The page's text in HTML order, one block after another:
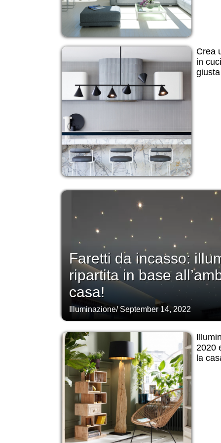
Crea
in
giusta
Faretti da incasso:
ripartita in base
casa!
Illuminazione/ September 14, 2022
2020
la